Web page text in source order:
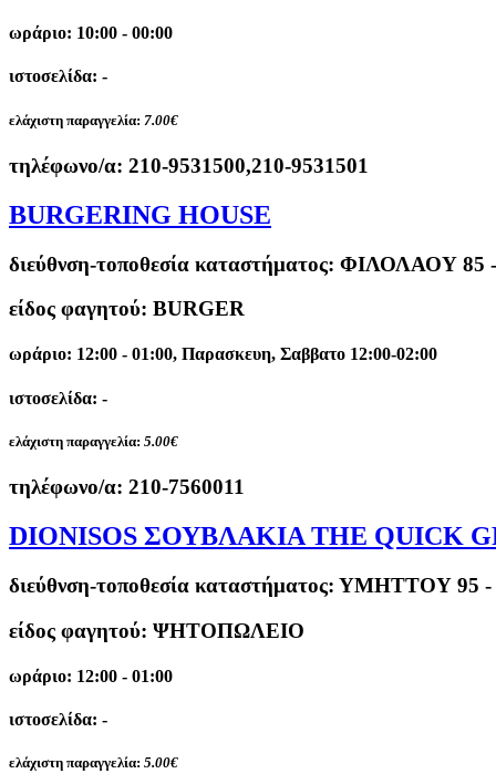
ωράριο: 10:00 - 00:00
ιστοσελίδα: -
ελάχιστη παραγγελία: 7.00€
τηλέφωνο/α: 210-9531500,210-9531501
BURGERING HOUSE
διεύθνση-τοποθεσία καταστήματος: ΦΙΛΟΛΑΟΥ 85
είδος φαγητού: BURGER
ωράριο: 12:00 - 01:00, Παρασκευη, Σαββατο 12:00-02:00
ιστοσελίδα: -
ελάχιστη παραγγελία: 5.00€
τηλέφωνο/α: 210-7560011
DIONISOS ΣΟΥΒΛΑΚΙΑ THE QUICK
διεύθνση-τοποθεσία καταστήματος: ΥΜΗΤΤΟΥ 95 -
είδος φαγητού: ΨΗΤΟΠΩΛΕΙΟ
ωράριο: 12:00 - 01:00
ιστοσελίδα: -
ελάχιστη παραγγελία: 5.00€